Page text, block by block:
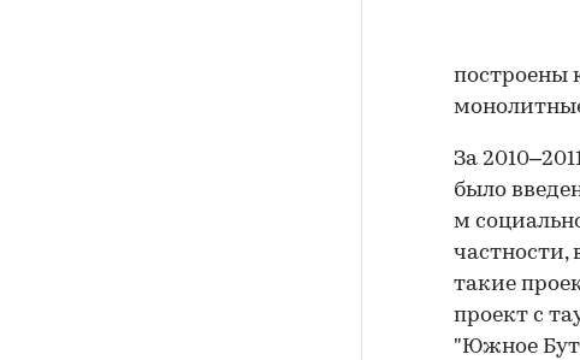
построены
За
было
м
такие
проект с
"Южное